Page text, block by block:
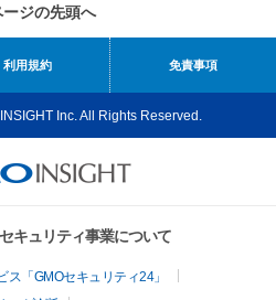
ージの先頭へ
利用規約 免責事項
Inc. All Rights Reserved.
キュリティ事業について
「GMOセキュリティ24」